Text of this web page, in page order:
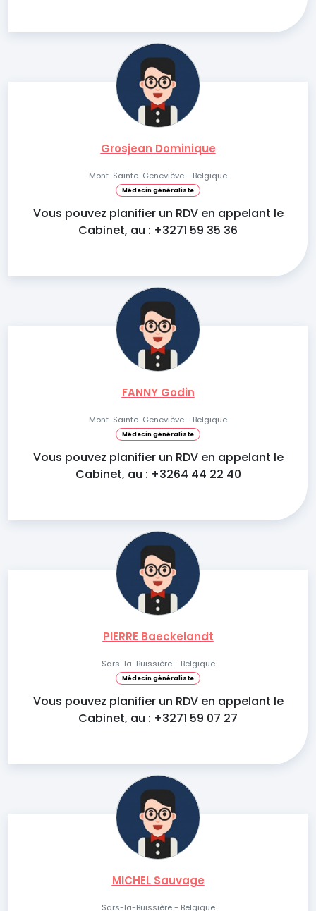
Grosjean Dominique
Mont-Sainte-Geneviève - Belgique
Médecin généraliste
Vous pouvez planifier un RDV en appelant le
Cabinet, au : +3271 59 35 36
FANNY Godin
Mont-Sainte-Geneviève - Belgique
Médecin généraliste
Vous pouvez planifier un RDV en appelant le
Cabinet, au : +3264 44 22 40
PIERRE Baeckelandt
Sars-la-Buissière - Belgique
Médecin généraliste
Vous pouvez planifier un RDV en appelant le
Cabinet, au : +3271 59 07 27
MICHEL Sauvage
Sars-la-Buissière - Belgique